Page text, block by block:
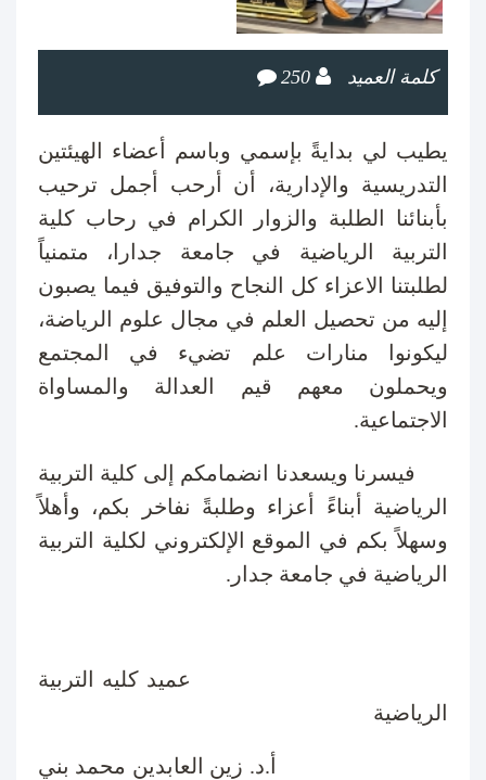
كلمة العميد 250
يطيب لي بدايةً بإسمي وباسم أعضاء الهيئتين
التدريسية والإدارية، أن أرحب أجمل ترحيب
بأبنائنا الطلبة والزوار الكرام في رحاب كلية
التربية الرياضية في جامعة جدارا، متمنياً
لطلبتنا الاعزاء كل النجاح والتوفيق فيما يصبون
إليه من تحصيل العلم في مجال علوم الرياضة،
ليكونوا منارات علم تضيء في المجتمع
ويحملون معهم قيم العدالة والمساواة
الاجتماعية.
فيسرنا ويسعدنا انضمامكم إلى كلية التربية
الرياضية أبناءً أعزاء وطلبةً نفاخر بكم، وأهلاً
وسهلاً بكم في الموقع الإلكتروني لكلية التربية
الرياضية في جامعة جدار.
عميد كليه التربية
الرياضية
أ.د. زين العابدين محمد بني